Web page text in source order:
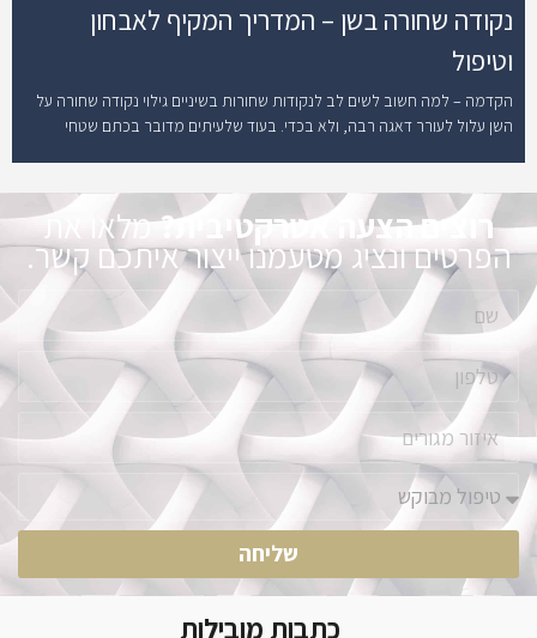
נקודה שחורה בשן – המדריך המקיף לאבחון
וטיפול
הקדמה – למה חשוב לשים לב לנקודות שחורות בשיניים גילוי נקודה שחורה על
השן עלול לעורר דאגה רבה, ולא בכדי. בעוד שלעיתים מדובר בכתם שטחי
רוצים הצעה אטרקטיבית?מלאו את
הפרטים ונציג מטעמנו ייצור איתכם קשר.
שליחה
כתבות מובילות